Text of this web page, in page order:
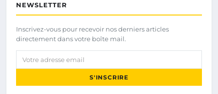
NEWSLETTER
Inscrivez-vous pour recevoir nos derniers articles
directement dans votre boîte mail.
Votre adresse email
S'INSCRIRE